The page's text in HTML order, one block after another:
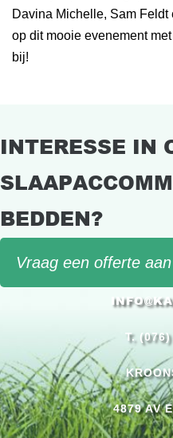
Davina Michelle, Sam
op dit mooie evenement
bij!
INTERESSE IN
BEDDEN?
Vraag een offerte aan
T.
4879 AV